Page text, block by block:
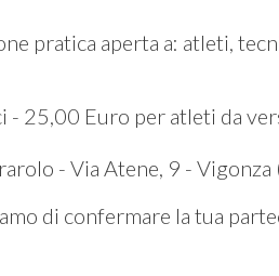
pratica aperta a: atleti,
- 25,00 Euro per atleti da
- Via Atene, 9 - Vigonza
di confermare la tua